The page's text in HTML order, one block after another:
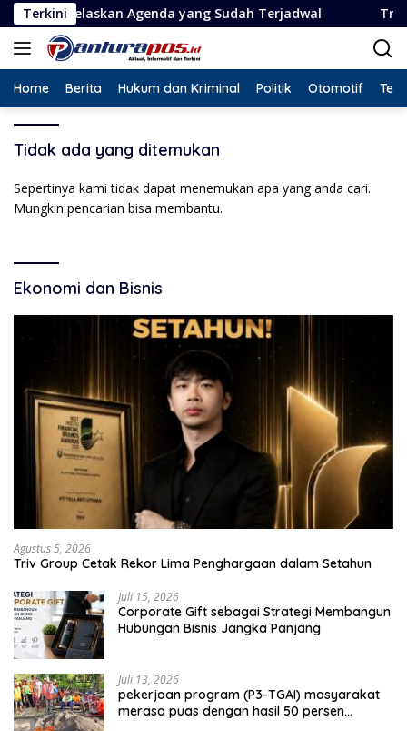
Langsung
ke
konten
TerkiniAgenda yang Sudah Terjadwal Triv Group
Home Berita Hukum dan Kriminal Politik Otomotif
Tidak ada yang ditemukan
Sepertinya kami tidak dapat menemukan apa yang anda cari.
Mungkin pencarian bisa membantu.
Ekonomi dan Bisnis
Agustus 5, 2026
Triv Group Cetak Rekor Lima Penghargaan dalam Setahun
Juli 15, 2026
Corporate Gift sebagai Strategi Membangun
Hubungan Bisnis Jangka Panjang
Juli 13, 2026
pekerjaan program (P3-TGAI) masyarakat
merasa puas dengan hasil 50 persen